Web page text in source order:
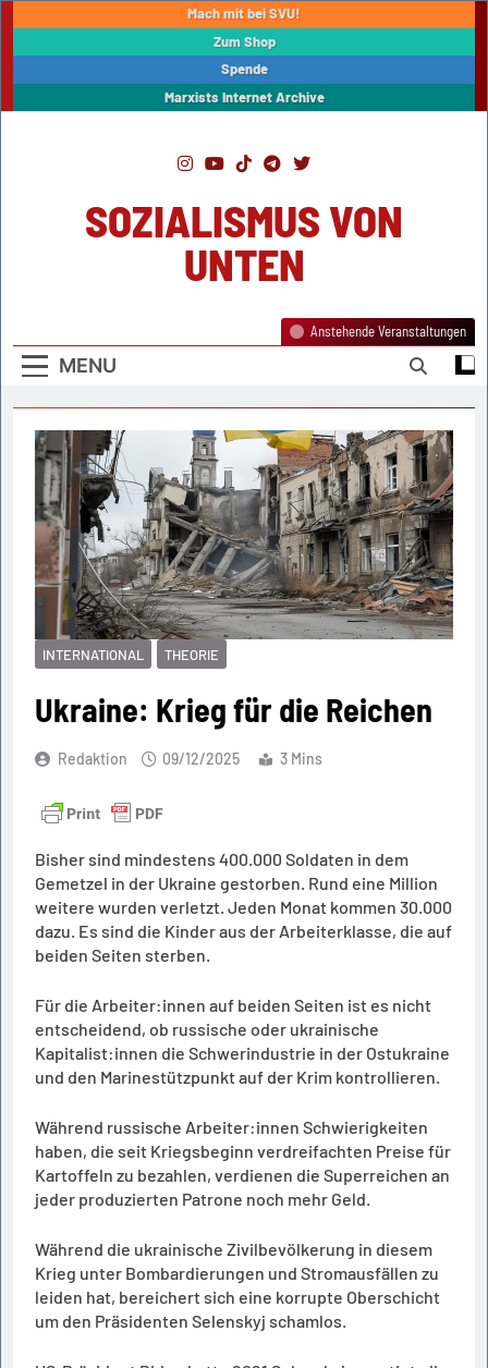
Mach mit bei SVU!
Zum Shop
Spende
Marxists Internet Archive
SOZIALISMUS VON
UNTEN
MENU
Anstehende Veranstaltungen
INTERNATIONAL THEORIE
Ukraine: Krieg für die Reichen
Redaktion 09/12/2025 3 Mins
Bisher sind mindestens 400.000 Soldaten in dem
Gemetzel in der Ukraine gestorben. Rund eine Million
weitere wurden verletzt. Jeden Monat kommen 30.000
dazu. Es sind die Kinder aus der Arbeiterklasse, die auf
beiden Seiten sterben.
Für die Arbeiter:innen auf beiden Seiten ist es nicht
entscheidend, ob russische oder ukrainische
Kapitalist:innen die Schwerindustrie in der Ostukraine
und den Marinestützpunkt auf der Krim kontrollieren.
Während russische Arbeiter:innen Schwierigkeiten
haben, die seit Kriegsbeginn verdreifachten Preise für
Kartoffeln zu bezahlen, verdienen die Superreichen an
jeder produzierten Patrone noch mehr Geld.
Während die ukrainische Zivilbevölkerung in diesem
Krieg unter Bombardierungen und Stromausfällen zu
leiden hat, bereichert sich eine korrupte Oberschicht
um den Präsidenten Selenskyj schamlos.